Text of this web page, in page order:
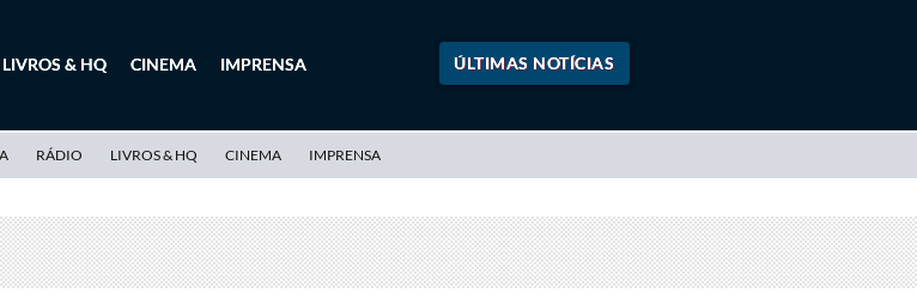
ÚLTIMAS NOTÍCIAS
LIVROS & HQ CINEMA IMPRENSA
RÁDIO LIVROS & HQ CINEMA IMPRENSA